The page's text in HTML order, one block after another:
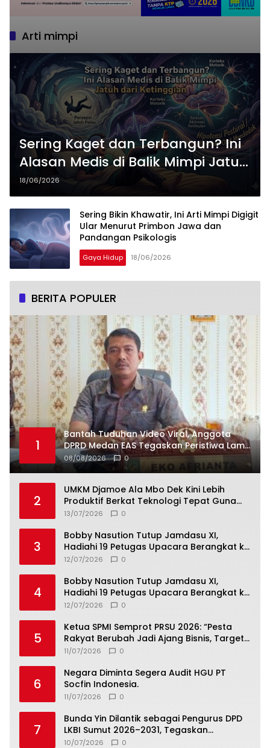
Arti mimpi
Sering Kaget dan Terbangun? Ini
Alasan Medis di Balik Mimpi Jatuh
dari Ketinggian
18/06/2026
Sering Bikin Khawatir, Ini Arti Mimpi Digigit
Ular Menurut Primbon Jawa dan
Pandangan Psikologis
Gaya Hidup 18/06/2026
BERITA POPULER
1
Bantah Tuduhan Video Viral, Anggota
DPRD Medan EAS Tegaskan Peristiwa Lama
dan Bukan Vape Narkotika
08/08/2026 0
2
UMKM Djamoe Ala Mbo Dek Kini Lebih
Produktif Berkat Teknologi Tepat Guna
dari Universitas Dhyana Pura
13/07/2026 0
3
Bobby Nasution Tutup Jamdasu XI,
Hadiahi 19 Petugas Upacara Berangkat ke
Jamnas 2026
12/07/2026 0
4
Bobby Nasution Tutup Jamdasu XI,
Hadiahi 19 Petugas Upacara Berangkat ke
Jamnas 2026
12/07/2026 0
5
Ketua SPMI Semprot PRSU 2026: “Pesta
Rakyat Berubah Jadi Ajang Bisnis, Target
300 Ribu Pengunjung Tinggal Slogan”
11/07/2026 0
6
Negara Diminta Segera Audit HGU PT
Socfin Indonesia.
11/07/2026 0
7
Bunda Yin Dilantik sebagai Pengurus DPD
LKBI Sumut 2026–2031, Tegaskan
Komitmen Perkuat Toleransi dan
10/07/2026 0